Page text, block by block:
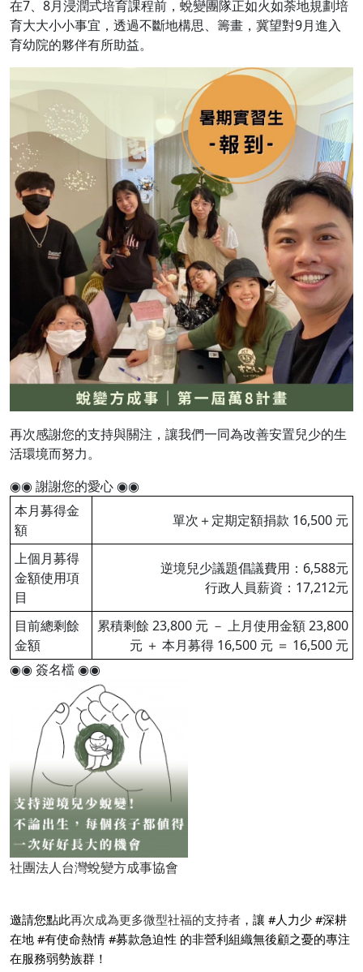
在7、8月浸潤式培育課程前，蛻變團隊正如火如荼地規劃培
育大大小小事宜，透過不斷地構思、籌畫，冀望對9月進入
育幼院的夥伴有所助益。
再次感謝您的支持與關注，讓我們一同為改善安置兒少的生
活環境而努力。
◉◉ 謝謝您的愛心 ◉◉
本月募得金
額
單次＋定期定額捐款 16,500 元
上個月募得
金額使用項
目
逆境兒少議題倡議費用：6,588元
行政人員薪資：17,212元
目前總剩餘
金額
累積剩餘 23,800 元 － 上月使用金額 23,800
元 ＋ 本月募得 16,500 元 ＝ 16,500 元
◉◉ 簽名檔 ◉◉
社團法人台灣蛻變方成事協會
邀請您點此再次成為更多微型社福的支持者 ，讓 #人力少 #深耕
在地 #有使命熱情 #募款急迫性 的非營利組織無後顧之憂的專注
在服務弱勢族群！